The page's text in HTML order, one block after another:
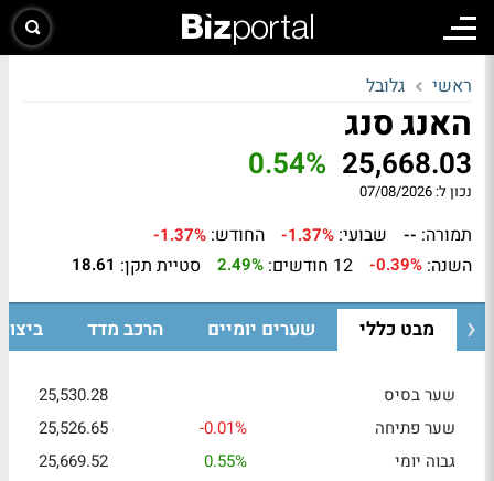
ראשי גלובל
האנג סנג
25,668.03
0.54%
נכון ל: 07/08/2026
תמורה: -- שבועי: -1.37% החודש: -1.37%
השנה: -0.39% 12 חודשים: 2.49% סטיית תקן: 18.61
מבט כללי שערים יומיים הרכב מדד
שער בסיס
25,530.28
שער פתיחה
-0.01%
25,526.65
גבוה יומי
0.55%
25,669.52